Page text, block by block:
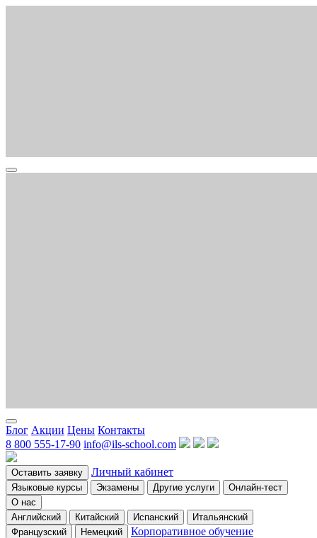
Блог Акции Цены Контакты
8 800 555-17-90 info@ils-school.com
Оставить заявку Личный кабинет
Языковые курсы Экзамены Другие услуги
Онлайн-тест
О нас
Английский
Китайский Испанский
Итальянский
Французский
Немецкий Корпоративное обучение